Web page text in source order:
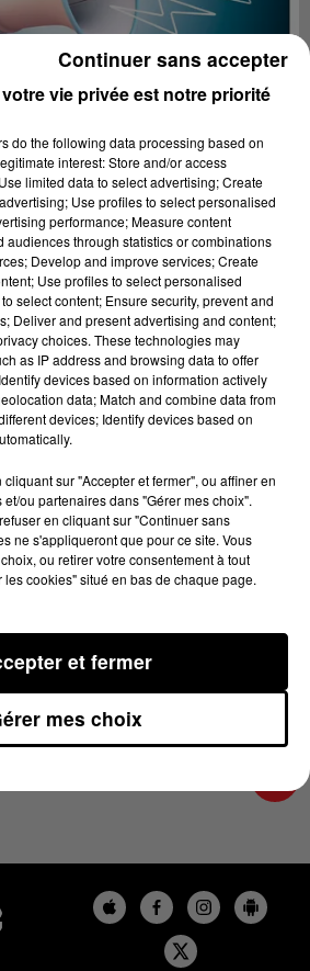
16 sec)
de l'Ariege
16 sec
DU 11/07/2023 À
vie privée est notre priorité
do the following data processing based on
interest: Store and/or access
limited data to select advertising; Create
Use profiles to select personalised
performance; Measure content
audiences through statistics or combinations
Develop and improve services; Create
Use profiles to select personalised
select content; Ensure security, prevent and
Deliver and present advertising and content;
choices. These technologies may
as IP address and browsing data to offer
devices based on information actively
data; Match and combine data from
devices; Identify devices based on
sur "Accepter et fermer", ou affiner en
ou partenaires dans "Gérer mes choix".
en cliquant sur "Continuer sans
ne s'appliqueront que pour ce site. Vous
ou retirer votre consentement à tout
cookies" situé en bas de chaque page.
mes choix
et fermer
Continuer sans accepter